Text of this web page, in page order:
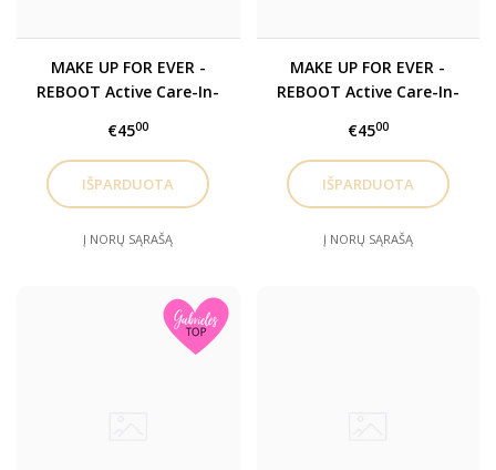
MAKE UP FOR EVER -
REBOOT Active Care-In-
pudra Y412
€4500
Į NORŲ SĄRAŠĄ
MAKE UP FOR EVER -
REBOOT Active Care-In-
pudra Y445
€4500
Į NORŲ SĄRAŠĄ